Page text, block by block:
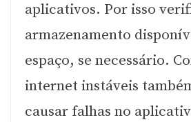
aplicativos. Por isso
armazenamento
espaço, se necessário.
internet instáveis
causar falhas no